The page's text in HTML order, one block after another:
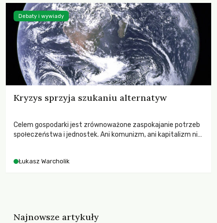
Kryzys sprzyja szukaniu alternatyw
Celem gospodarki jest zrównoważone zaspokajanie potrzeb
społeczeństwa i jednostek. Ani komunizm, ani kapitalizm nie
Łukasz Warcholik
Debaty i wywiady
Najnowsze artykuły